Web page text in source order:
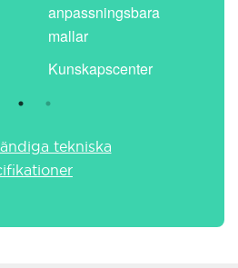
anpassningsbara
mallar
Kunskapscenter
tekniska